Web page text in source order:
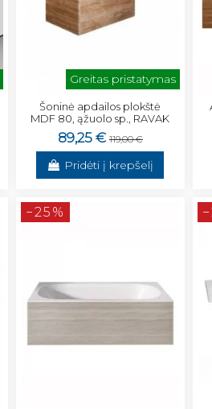
Greitas pristatymas
Šoninė apdailos plokštė
MDF 80, ąžuolo sp., RAVAK
89,25 € 119,00 €
Pridėti į krepšelį
−25%